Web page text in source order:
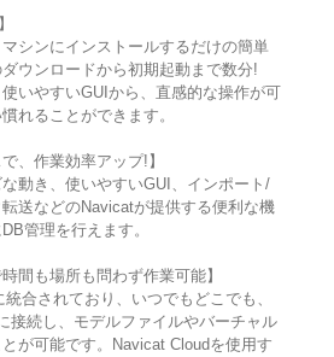
シンにインストールするだけの簡単
ウンロードから初期起動まで数分!
いやすいGUIから、直感的な操作が可
れることができます。
、作業効率アップ!】
動き、使いやすいGUI、インポート/
送などのNavicatが提供する便利な機
管理を行えます。
間も場所も問わず作業可能】
合されており、いつでもどこでも、
接続し、モデルファイルやバーチャル
が可能です。Navicat Cloudを使用す